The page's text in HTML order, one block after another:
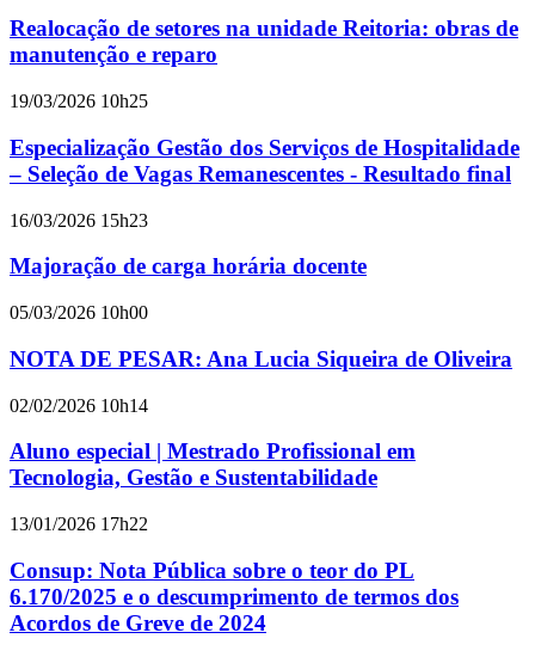
Realocação de setores na unidade Reitoria: obras de
manutenção e reparo
19/03/2026 10h25
Especialização Gestão dos Serviços de Hospitalidade
– Seleção de Vagas Remanescentes - Resultado final
16/03/2026 15h23
Majoração de carga horária docente
05/03/2026 10h00
NOTA DE PESAR: Ana Lucia Siqueira de Oliveira
02/02/2026 10h14
Aluno especial | Mestrado Profissional em
Tecnologia, Gestão e Sustentabilidade
13/01/2026 17h22
Consup: Nota Pública sobre o teor do PL
6.170/2025 e o descumprimento de termos dos
Acordos de Greve de 2024